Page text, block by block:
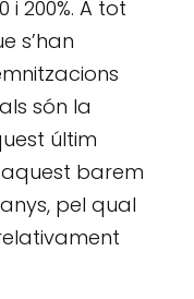
i 200%. A tot
s’han
són la
últim
barem
pel qual